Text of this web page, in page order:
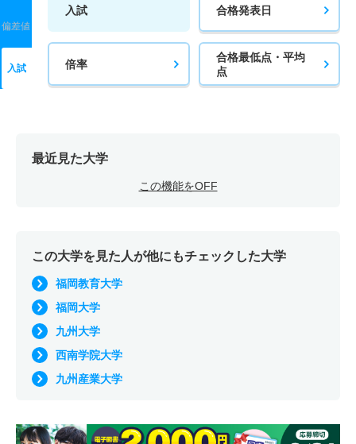
偏差値
入試
入試 合格発表日
倍率
合格最低点・平均
点
最近見た大学
この機能をOFF
この大学を見た人が他にもチェックした大学
福岡教育大学
福岡大学
九州大学
西南学院大学
九州産業大学